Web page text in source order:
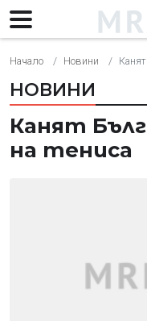
Начало Новини
НОВИНИ
Канят
на тениса